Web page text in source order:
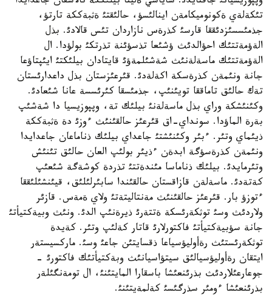
تئكةلةي ةكونوميكامةن اينالئسؤ، حالئقتئ ةثبةككة تارتؤ،
جذمئسسئزدئققا قارسئ كذرةس نازاردان تئس قالادئ. بذل
الةؤمةتتئك احؤالدئث ؤشئعا تذسؤئنة تذرتكئ بولؤدا. ال
الةؤمةتتئك ماسةلةنئث شةشئلمةؤئ قايتادان بيلئكتئ ايئپتاؤعا
جانة ونئمةن كذرةسكة اكةلةدئ. قئرعئزستان بذل داعدارئستان
تةك حالئق تاماققا تويئنئپ، جذمئسقا كئرئسسة عانا شئعادئ.
وكئنئشكة وراي بذل ماسةلةنئ بيلئك تة، وپپوزيسيا دا شةشئپ
بةرة الماؤدا. سونداي-اق قئرعئز حالقئنئث ءوزئ دة ةثبةككة
ذيئماي وتئر. ءبئر وكئنئشتئ جاعداي بيلئك ذناماعان جاعدايدا
ونئمةن كذرةسؤگة ابدةن ءذيئر بولئپ العان حالئق تئنئش
وتئرمايدئ. بيلئك ذناماسا مئندةتتئ تذردة كوشةگة شئعئپ
كةتةدئ. ماسةلةن قازاقستان حالقئندا سابئرلئلئق، قيئنشئلئققا
ءتوزؤ بار. قئرعئز حالقئنئث مةنتاليتةتئ ولاي ةمةس. قازئر
ولاردئث وسئ توثكةرئسكة ةتتةرئ ذيرةنئپ الدئ. ونئث وبيةكتيأتئ
جانة سؤبيةكتيأتئ فاكتورلارئ قاتار كةلئپ وتئر. كةيدة
توثكةرئستئث رةأوليؤسياعا ذقسايتئن جاعئ وسئ. ماركسيستةر
ايتقان رةأوليؤسيالئق سيتؤاسيانئث وبةكتيأتئك فاكتورئ -
جوعارعئلاردئث بذرئنعئشا باسقارا المايتئنئ، ال تومةنگئلةر
بذرئنعئشا ءومئر سذرگئسئ كةلمةيتئنئ.